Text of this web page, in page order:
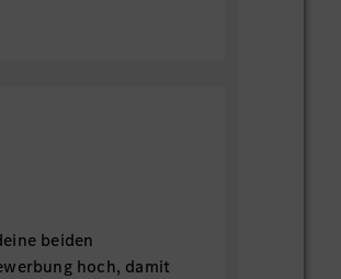
beiden
hoch, damit